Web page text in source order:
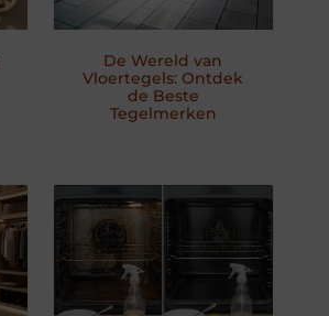
De Wereld van
Vloertegels: Ontdek
de Beste
Tegelmerken